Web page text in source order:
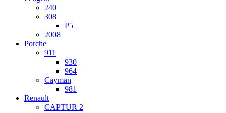
240
308
P5
2008
Porche
911
930
964
Cayman
981
Renault
CAPTUR 2